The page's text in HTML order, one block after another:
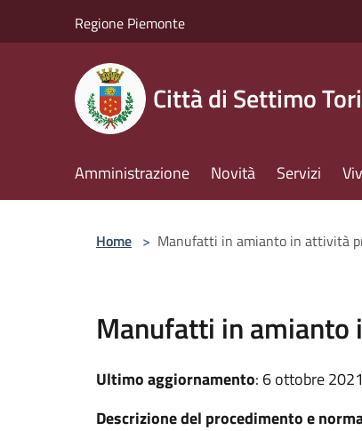
Regione Piemonte
Città di Settimo
Amministrazione Novità Servizi
Home > Manufatti in amianto in attività
Manufatti in
Ultimo aggiornamento: 6 ottobre
Descrizione del procedimento e